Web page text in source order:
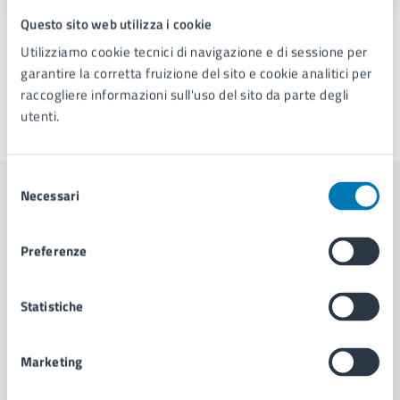
Questo sito web utilizza i cookie
Utilizziamo cookie tecnici di navigazione e di sessione per
garantire la corretta fruizione del sito e cookie analitici per
raccogliere informazioni sull'uso del sito da parte degli
utenti.
delNecessari
Preferenze
Statistiche
Marketing
U.O. Attività Tecniche - Municipalità 5